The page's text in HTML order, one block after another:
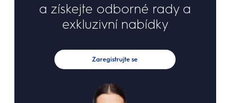
a získejte odborné rady a
exkluzivní nabídky
Zaregistrujte se